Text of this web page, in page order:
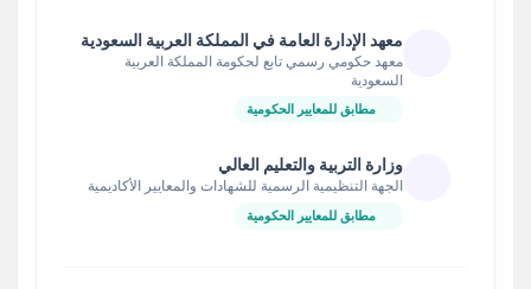
معهد الإدارة العامة في المملكة العربية السعودية
معهد حكومي رسمي تابع لحكومة المملكة العربية
السعودية
مطابق للمعايير الحكومية
وزارة التربية والتعليم العالي
الجهة التنظيمية الرسمية للشهادات والمعايير الأكاديمية
مطابق للمعايير الحكومية